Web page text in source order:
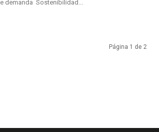
materia de creciente demanda Sostenibilidad...
Página 1 de 2